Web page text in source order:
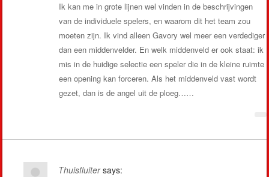
Ik kan me in grote lijnen wel vinden in de beschrijvingen
van de individuele spelers, en waarom dit het team zou
moeten zijn. Ik vind alleen Gavory wel meer een verdediger
dan een middenvelder. En welk middenveld er ook staat: ik
mis in de huidige selectie een speler die in de kleine ruimte
een opening kan forceren. Als het middenveld vast wordt
gezet, dan is de angel uit de ploeg……
Thuisfluiter says: